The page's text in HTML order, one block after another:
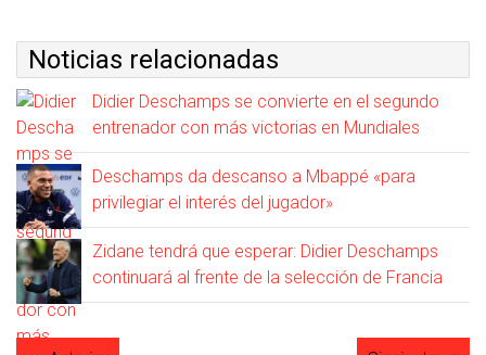
Noticias relacionadas
Didier Deschamps se convierte en el segundo
entrenador con más victorias en Mundiales
Deschamps da descanso a Mbappé «para
privilegiar el interés del jugador»
Zidane tendrá que esperar: Didier Deschamps
continuará al frente de la selección de Francia